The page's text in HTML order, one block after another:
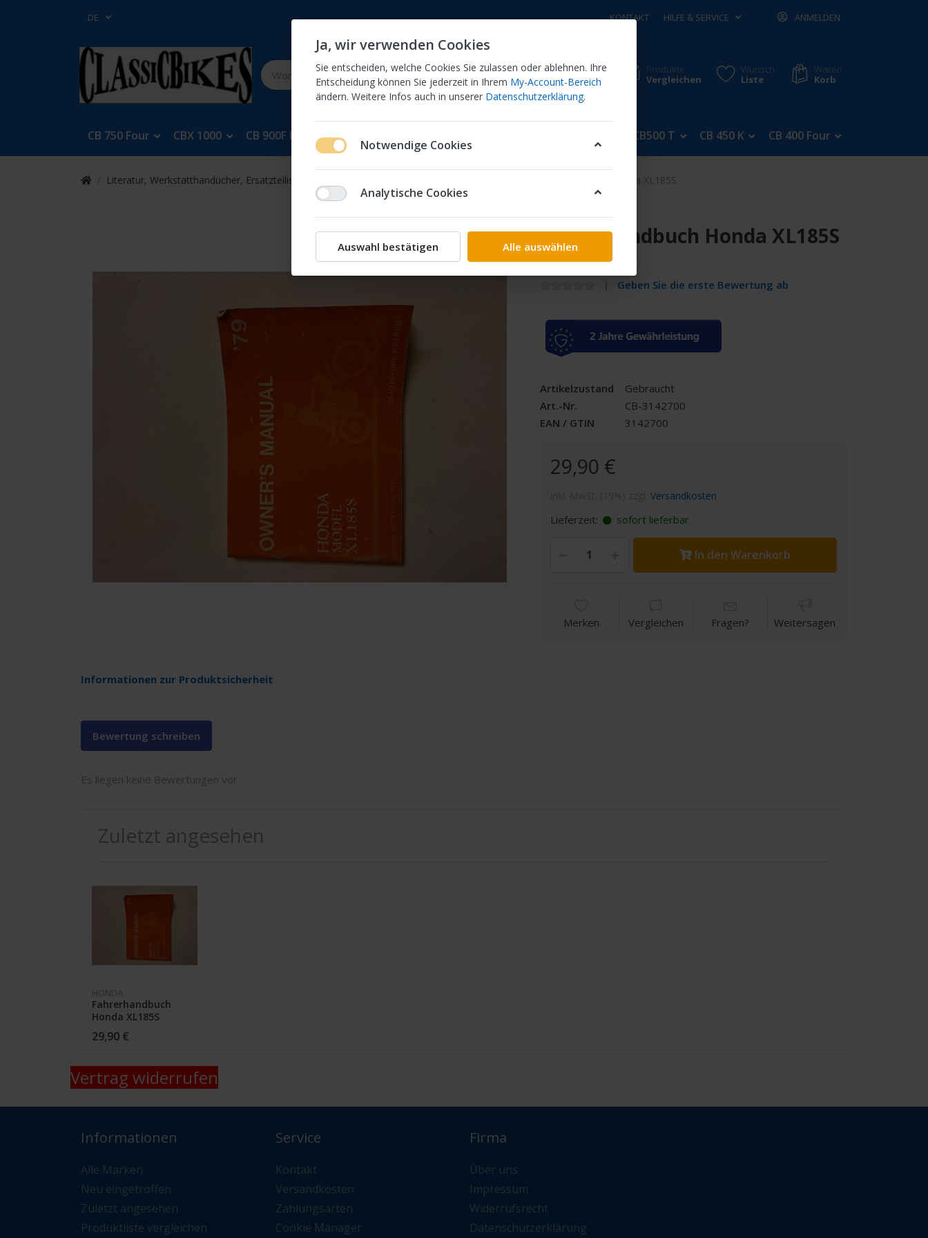
DE KONTAKT HILFE & SERVICE ANMELDEN
Produkte
Vergleichen
Wunsch
Liste
Waren
Korb
CB 750 Four CBX 1000 CB 900F Bol Dor CB500 T CB 450 K CB 400 Four
Literatur, Werkstatthandücher, Ersatzteilisten Fahrerhandbuch Honda XL185S
Informationen zur Produktsicherheit
Honda
Fahrerhandbuch Honda XL185S
1978
Geben Sie die erste Bewertung ab
Artikelzustand
Gebraucht
Art.-Nr.
CB-3142700
EAN / GTIN
3142700
29,90 €
Versandkosten
Lieferzeit: sofort lieferbar
In den Warenkorb
Merken Vergleichen Fragen? Weitersagen
Bewertung schreiben
Es liegen keine Bewertungen vor
Zuletzt angesehen
HONDA
Fahrerhandbuch
Honda XL185S
29,90 €
Vertrag widerrufen
Informationen
Alle Marken
Neu eingetroffen
Zuletzt angesehen
Produktliste vergleichen
Service
Kontakt
Versandkosten
Zahlungsarten
Cookie Manager
Firma
Über uns
Impressum
Widerrufsrecht
Datenschutzerklärung
Ja, wir verwenden Cookies
Sie entscheiden, welche Cookies Sie zulassen oder ablehnen. Ihre
Entscheidung können Sie jederzeit in Ihrem My-Account-Bereich
ändern. Weitere Infos auch in unserer Datenschutzerklärung.
Notwendige Cookies
Analytische Cookies
Auswahl bestätigen Alle auswählen